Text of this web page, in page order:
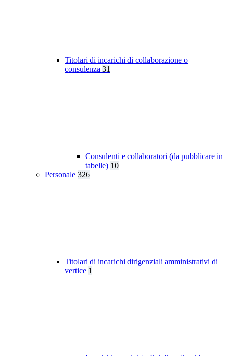
Titolari di incarichi di collaborazione o
consulenza 31
Consulenti e collaboratori (da pubblicare in
tabelle) 10
Personale 326
Titolari di incarichi dirigenziali amministrativi di
vertice 1